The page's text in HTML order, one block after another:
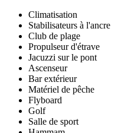
Climatisation
Stabilisateurs à l'ancre
Club de plage
Propulseur d'étrave
Jacuzzi sur le pont
Ascenseur
Bar extérieur
Matériel de pêche
Flyboard
Golf
Salle de sport